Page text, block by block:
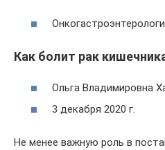
Как болит рак
Ольга Владимировна
3 декабря 2020 г.
Не менее важную роль в